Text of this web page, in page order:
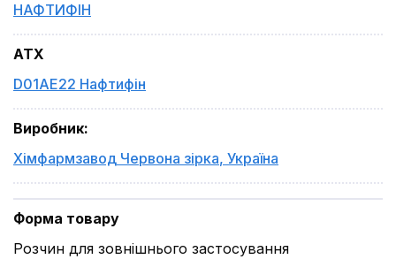
НАФТИФІН
ATX
D01AE22 Нафтифін
Виробник:
Хімфармзавод Червона зірка, Україна
Форма товару
Розчин для зовнішнього застосування